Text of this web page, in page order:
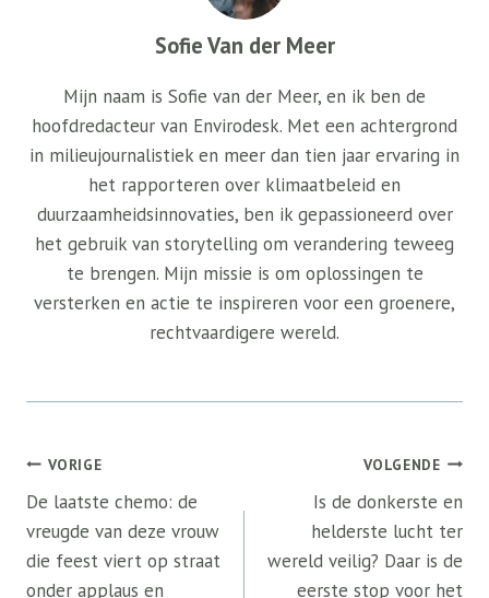
Sofie Van der Meer
Mijn naam is Sofie van der Meer, en ik ben de
hoofdredacteur van Envirodesk. Met een achtergrond
in milieujournalistiek en meer dan tien jaar ervaring in
het rapporteren over klimaatbeleid en
duurzaamheidsinnovaties, ben ik gepassioneerd over
het gebruik van storytelling om verandering teweeg
te brengen. Mijn missie is om oplossingen te
versterken en actie te inspireren voor een groenere,
rechtvaardigere wereld.
Bericht
navigatie
VORIGE
De laatste chemo: de
vreugde van deze vrouw
die feest viert op straat
onder applaus en
VOLGENDE
Is de donkerste en
helderste lucht ter
wereld veilig? Daar is de
eerste stop voor het